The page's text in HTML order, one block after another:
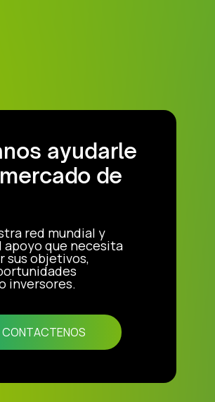
ayudarle
de
red mundial y
que necesita
sus objetivos,
inversores.
CONTACTENOS